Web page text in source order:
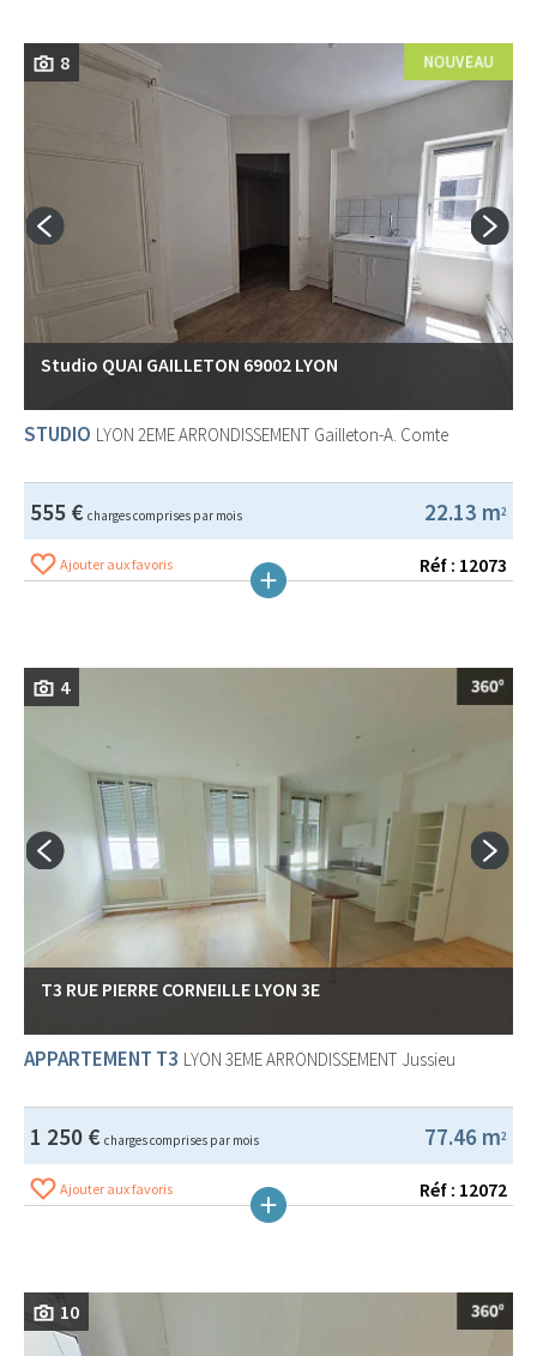
8
Studio QUAI GAILLETON 69002 LYON
STUDIO LYON 2EME ARRONDISSEMENT Gailleton-A. Comte
22.13 m2
555 € charges comprises par mois
Ajouter aux favoris Réf : 12073
4
T3 RUE PIERRE CORNEILLE LYON 3E
APPARTEMENT T3 LYON 3EME ARRONDISSEMENT Jussieu
77.46 m2
1 250 € charges comprises par mois
Ajouter aux favoris Réf : 12072
10